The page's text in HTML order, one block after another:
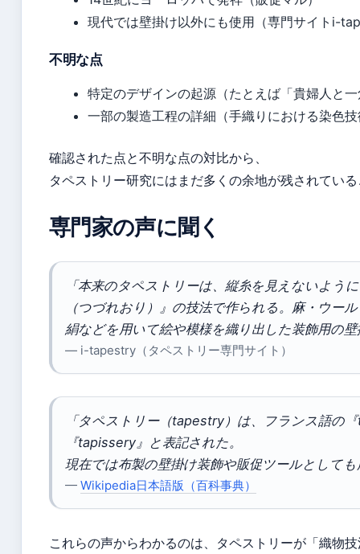
現代では壁掛け以外にも使用（専門サイトi-
不明な点
特定のデザインの起源（たとえば「貴婦人と
一部の製造工程の詳細（手織りにおける染色
確認された点と不明な点の対比から、
タペストリー研究にはまだ多くの余地が残されてい
専門家の声に聞く
「本来のタペストリーは、縦糸を見えないよう
（つづれおり）』の技法で作られる。麻・ウー
絹などを用いて絵や模様を織り出した装飾用の
— i-tapestry（タペストリー専門サイト）
「タペストリー（tapestry）は、フランス語の
『tapissery』と表記された。
現在では布製の壁掛け装飾や販促ツールとして
— Wikipedia日本語版（百科事典）
これらの声からわかるのは、タペストリーが「織物